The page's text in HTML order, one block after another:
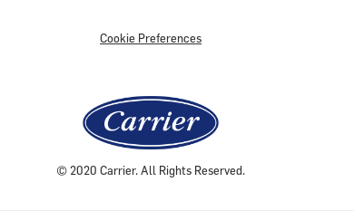
Cookie Preferences
© 2020 Carrier. All Rights Reserved.